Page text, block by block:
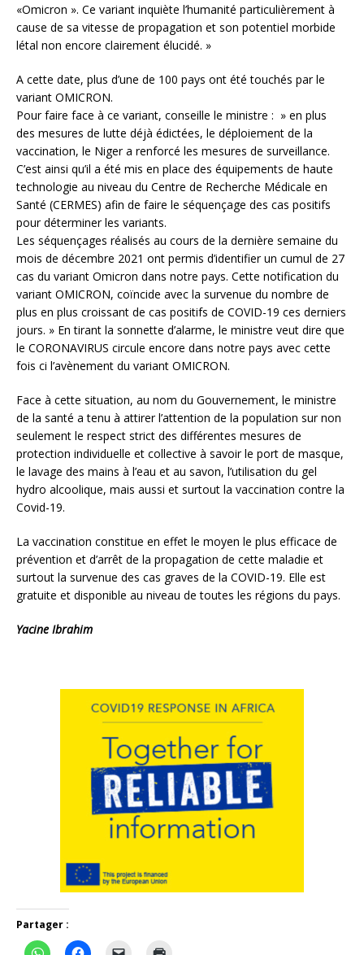
«Omicron ». Ce variant inquiète l’humanité particulièrement à
cause de sa vitesse de propagation et son potentiel morbide
létal non encore clairement élucidé. »
A cette date, plus d’une de 100 pays ont été touchés par le
variant OMICRON.
Pour faire face à ce variant, conseille le ministre : » en plus
des mesures de lutte déjà édictées, le déploiement de la
vaccination, le Niger a renforcé les mesures de surveillance.
C’est ainsi qu’il a été mis en place des équipements de haute
technologie au niveau du Centre de Recherche Médicale en
Santé (CERMES) afin de faire le séquençage des cas positifs
pour déterminer les variants.
Les séquençages réalisés au cours de la dernière semaine du
mois de décembre 2021 ont permis d’identifier un cumul de 27
cas du variant Omicron dans notre pays. Cette notification du
variant OMICRON, coïncide avec la survenue du nombre de
plus en plus croissant de cas positifs de COVID-19 ces derniers
jours. » En tirant la sonnette d’alarme, le ministre veut dire que
le CORONAVIRUS circule encore dans notre pays avec cette
fois ci l’avènement du variant OMICRON.
Face à cette situation, au nom du Gouvernement, le ministre
de la santé a tenu à attirer l’attention de la population sur non
seulement le respect strict des différentes mesures de
protection individuelle et collective à savoir le port de masque,
le lavage des mains à l’eau et au savon, l’utilisation du gel
hydro alcoolique, mais aussi et surtout la vaccination contre la
Covid-19.
La vaccination constitue en effet le moyen le plus efficace de
prévention et d’arrêt de la propagation de cette maladie et
surtout la survenue des cas graves de la COVID-19. Elle est
gratuite et disponible au niveau de toutes les régions du pays.
Yacine Ibrahim
Partager :